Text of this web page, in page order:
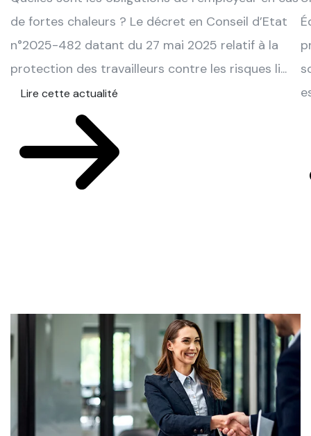
de fortes chaleurs ? Le décret en Conseil d’Etat
n°2025-482 datant du 27 mai 2025 relatif à la
protection des travailleurs contre les risques li...
Lire cette actualité